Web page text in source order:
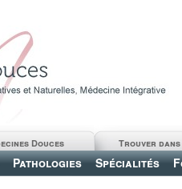
Pathologies Spécialités
Trouver
Douces